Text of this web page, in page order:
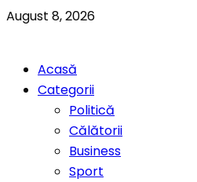
August 8, 2026
Acasă
Categorii
Politică
Călătorii
Business
Sport